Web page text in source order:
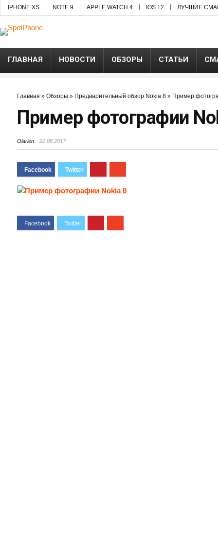
IPHONE XS NOTE 9 APPLE WATCH 4 IOS 12 ЛУЧШИЕ
ГЛАВНАЯ НОВОСТИ ОБЗОРЫ СТАТЬИ
Главная » Обзоры » Предварительный обзор Nokia 8 » Пример
Пример фотографии
Olarien 22.08.2017